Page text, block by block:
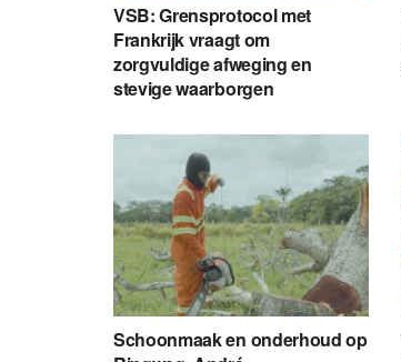
VSB: Grensprotocol met
Frankrijk vraagt om
zorgvuldige afweging en
stevige waarborgen
Schoonmaak en onderhoud op